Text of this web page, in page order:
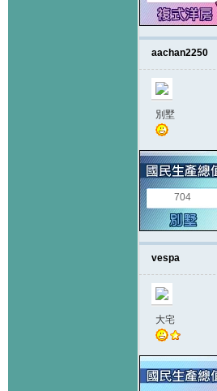
aachan2250
別墅
704
vespa
大宅